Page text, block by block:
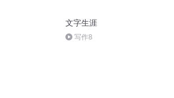
文字生涯
写作8